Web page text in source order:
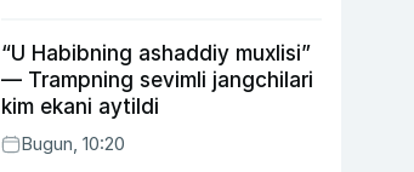
“U Habibning ashaddiy muxlisi”
— Trampning sevimli jangchilari
kim ekani aytildi
Bugun, 10:20